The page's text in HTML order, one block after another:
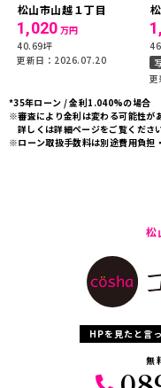
松山市山越１丁目
1,020 万円
40.69坪
更新日：2026.07.20
*35年ローン / 金利1.040%の場合
※審査により金利は変わる可能性が
詳しくは詳細ページをご覧くださ
※ローン取扱手数料は別途費用負担
松
HPを見たと言
無